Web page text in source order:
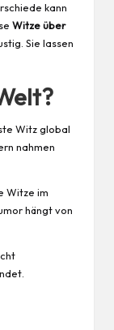
kann
Witze über
Sie lassen
Witz global
nahmen
Witze im
hängt von